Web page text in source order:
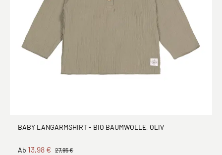
BABY LANGARMSHIRT - BIO BAUMWOLLE, OLIV
Ab 13,98 € 27,95 €